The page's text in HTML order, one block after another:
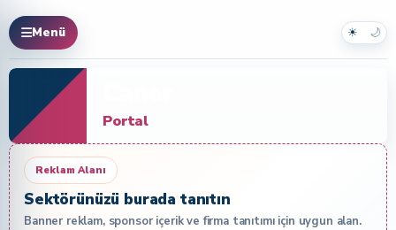
Menü ☀ 🌙
Portal
Reklam Alanı
Sektörünüzü burada tanıtın
Banner reklam, sponsor içerik ve firma tanıtımı için uygun alan.